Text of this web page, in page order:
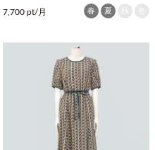
7,700 pt/月 春 夏